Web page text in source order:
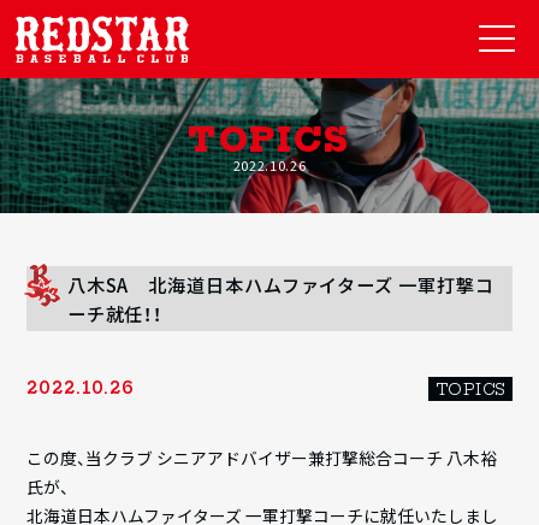
TOPICS
2022.10.26
八木SA 北海道日本ハムファイターズ 一軍打撃コ
ーチ就任！！
2022.10.26 TOPICS
この度、当クラブ シニアアドバイザー兼打撃総合コーチ 八木裕
氏が、
北海道日本ハムファイターズ 一軍打撃コーチに就任いたしまし